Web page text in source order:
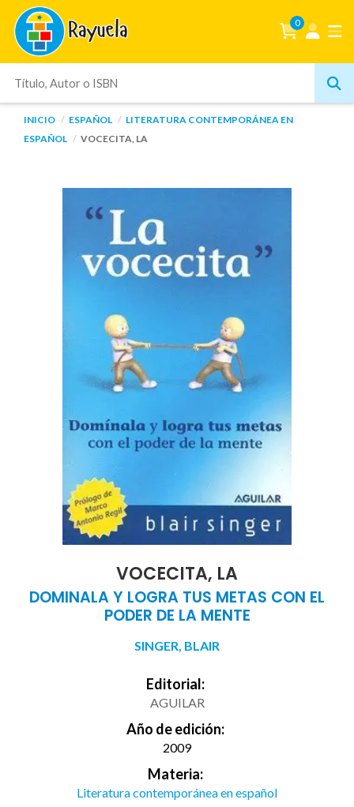
0
INICIO ESPAÑOL
LITERATURA CONTEMPORÁNEA EN
ESPAÑOL
VOCECITA, LA
VOCECITA, LA
DOMINALA Y LOGRA TUS METAS CON EL
PODER DE LA MENTE
SINGER, BLAIR
Editorial:
AGUILAR
Año de edición:
2009
Materia:
Literatura contemporánea en español